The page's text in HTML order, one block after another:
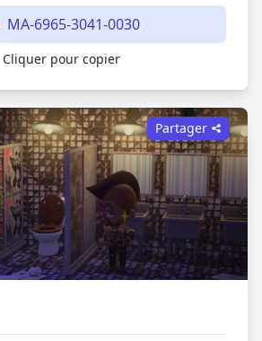
MA-6965-3041-0030
Cliquer pour copier
Partager